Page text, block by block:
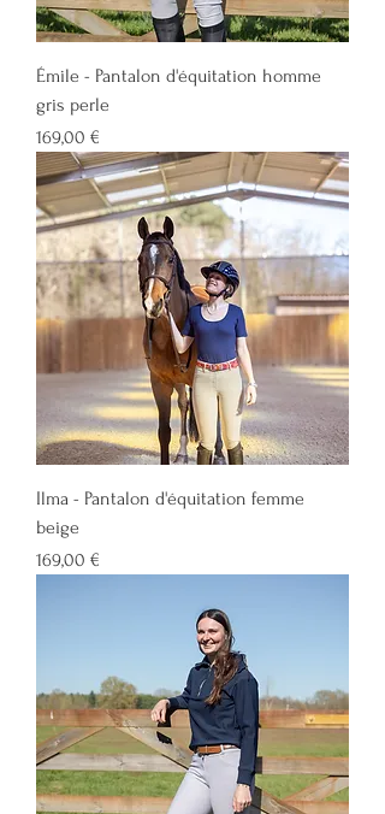
Émile - Pantalon d'équitation homme
gris perle
Prix
169,00 €
Ilma - Pantalon d'équitation femme
beige
Prix
169,00 €